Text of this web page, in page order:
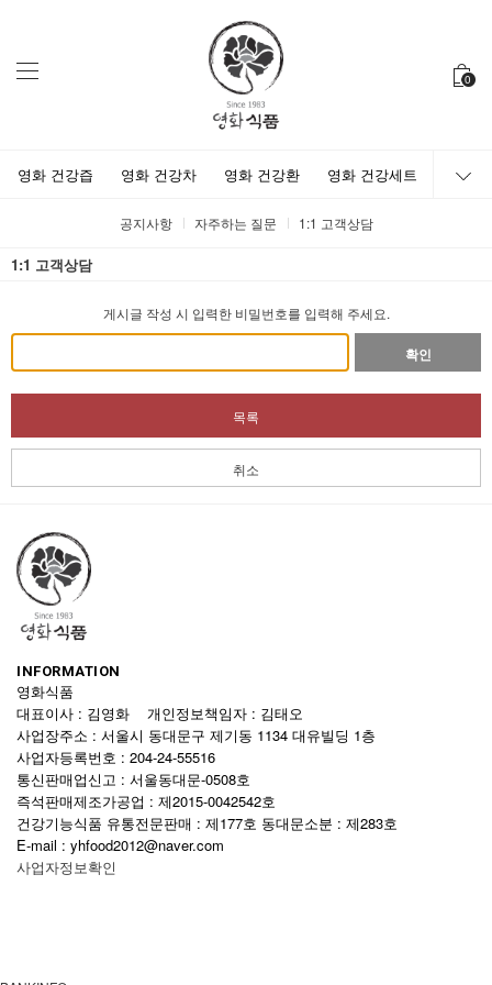
0
영화 건강즙 영화 건강차 영화 건강환 영화 건강세트
공지사항 자주하는 질문 1:1 고객상담
1:1 고객상담
게시글 작성 시 입력한 비밀번호를 입력해 주세요.
확인
목록
취소
INFORMATION
영화식품
대표이사 : 김영화 개인정보책임자 : 김태오
사업장주소 : 서울시 동대문구 제기동 1134 대유빌딩 1층
사업자등록번호 : 204-24-55516
통신판매업신고 : 서울동대문-0508호
즉석판매제조가공업 : 제2015-0042542호
건강기능식품 유통전문판매 : 제177호 동대문소분 : 제283호
E-mail : yhfood2012@naver.com
사업자정보확인